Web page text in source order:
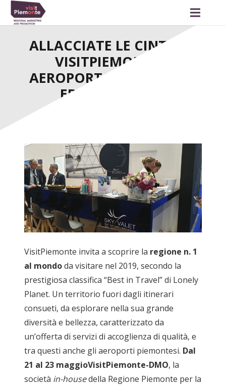
ALLACCIATE LE CINTURE:
VISITPIEMONTE E
AEROPORTO DI CUNEO A
EBACE GINEVRA
VisitPiemonte invita a scoprire la regione n. 1
al mondoda visitare nel 2019, secondo la
prestigiosa classifica “Best in Travel” di Lonely
Planet. Un territorio fuori dagli itinerari
consueti, da esplorare nella sua grande
diversità e bellezza, caratterizzato da
un’offerta di servizi di accoglienza di qualità, e
tra questi anche gli aeroporti piemontesi. Dal
21 al 23 maggioVisitPiemonte-DMO, la
società in-housedella Regione Piemonte per la